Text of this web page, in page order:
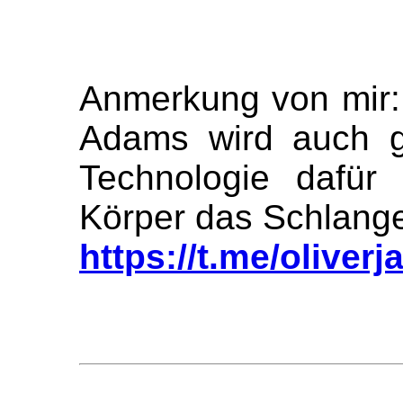
Anmerkung von
Adams wird auch
Technologie
Körper das
https://t.me/